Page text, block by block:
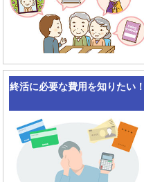
終活に必要な費用を知りたい！